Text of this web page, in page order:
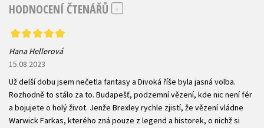
HODNOCENÍ ČTENÁŘŮ
Hana Hellerová
15.08.2023
Už delší dobu jsem nečetla fantasy a Divoká říše byla jasná volba.
Rozhodně to stálo za to. Budapešť, podzemní vězení, kde nic není fér
a bojujete o holý život. Jenže Brexley rychle zjistí, že vězení vládne
Warwick Farkas, kterého zná pouze z legend a historek, o nichž si